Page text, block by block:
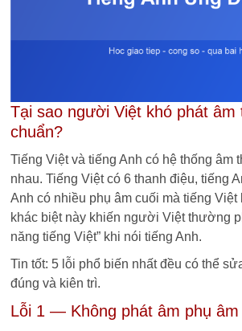
Tại sao người Việt khó phát âm
chuẩn?
Tiếng Việt và tiếng Anh có hệ thống âm
nhau. Tiếng Việt có 6 thanh điệu, tiếng
Anh có nhiều phụ âm cuối mà tiếng
khác biệt này khiến người Việt thường
năng tiếng Việt” khi nói tiếng Anh.
Tin tốt: 5 lỗi phổ biến nhất đều có thể
đúng và kiên trì.
Lỗi 1 — Không phát âm phụ âm